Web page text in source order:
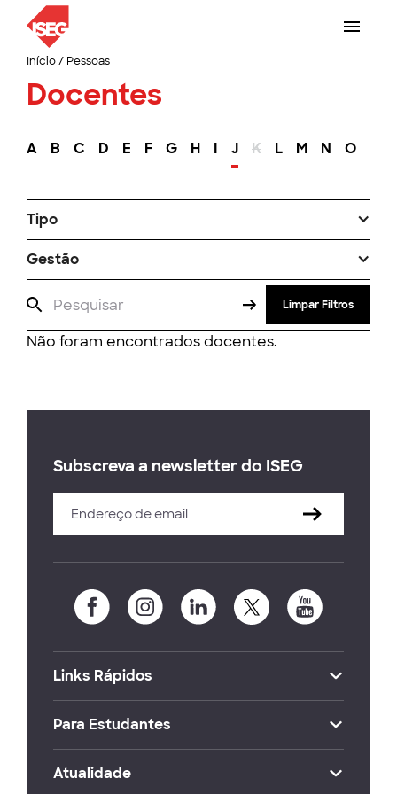
Início/ Pessoas
Docentes
A B C D E F G H I J K L M N O
Tipo
Gestão
Limpar Filtros
Não foram encontrados docentes.
Subscreva a newsletter do ISEG
Links Rápidos
Para Estudantes
Atualidade